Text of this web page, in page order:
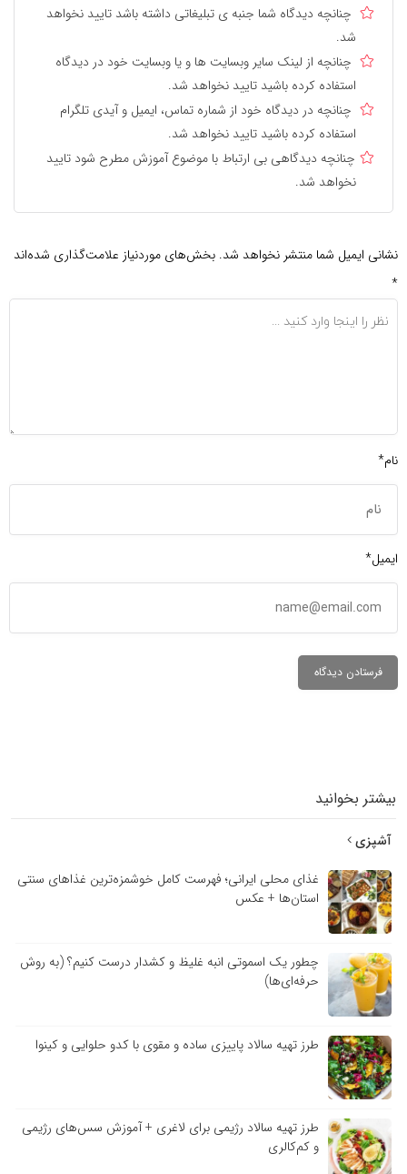
چنانچه دیدگاه شما جنبه ی تبلیغاتی داشته باشد تایید نخواهد
شد.
چنانچه از لینک سایر وبسایت ها و یا وبسایت خود در دیدگاه
استفاده کرده باشید تایید نخواهد شد.
چنانچه در دیدگاه خود از شماره تماس، ایمیل و آیدی تلگرام
استفاده کرده باشید تایید نخواهد شد.
چنانچه دیدگاهی بی ارتباط با موضوع آموزش مطرح شود تایید
نخواهد شد.
نشانی ایمیل شما منتشر نخواهد شد. بخش‌های موردنیاز علامت‌گذاری شده‌اند
*
نام*
ایمیل*
بیشتر بخوانید
آشپزی
غذای محلی ایرانی؛ فهرست کامل خوشمزه‌ترین غذاهای سنتی
استان‌ها + عکس
چطور یک اسموتی انبه غلیظ و کشدار درست کنیم؟ (به روش
حرفه‌ای‌ها)
طرز تهیه سالاد پاییزی ساده و مقوی با کدو حلوایی و کینوا
طرز تهیه سالاد رژیمی برای لاغری + آموزش سس‌های رژیمی
و کم‌کالری